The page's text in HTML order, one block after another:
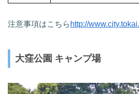
注意事項はこちら http://
大窪公園 キャンプ場